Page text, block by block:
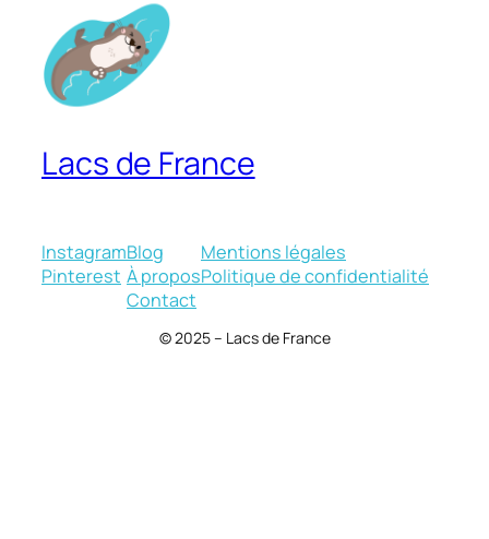
Lacs de France
Instagram
Pinterest
Blog
À propos
Contact
Mentions légales
Politique de confidentialité
© 2025 – Lacs de France